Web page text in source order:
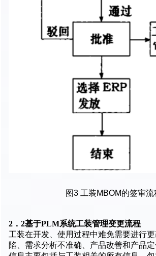
图3 工装MBOM的签审流
2．2基于PLM系统工装管理变更流程
工装在开发、使用过程中难免需要进行
陷、需求分析不准确、产品改善和产品